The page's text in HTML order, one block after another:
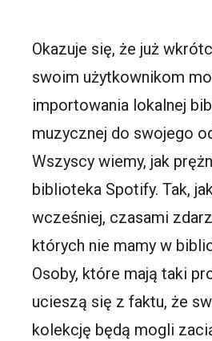
Okazuje się, że już
swoim użytkownikom
importowania lokalnej
muzycznej do swojego
Wszyscy wiemy, jak
biblioteka Spotify. Tak,
wcześniej, czasami
których nie mamy w
Osoby, które mają taki
ucieszą się z faktu, że
kolekcję będą mogli